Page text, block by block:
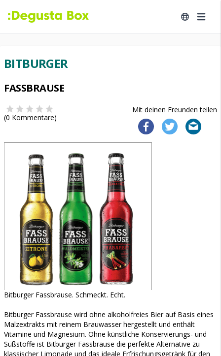
BITBURGER
FASSBRAUSE
Mit deinen Freunden teilen
(0 Kommentare)
Bitburger Fassbrause. Schmeckt. Echt.
Bitburger Fassbrause wird ohne alkoholfreies Bier auf Basis eines
Malzextrakts mit reinem Brauwasser hergestellt und enthält
Vitamine und Magnesium. Ohne künstliche Konservierungs- und
Süßstoffe ist Bitburger Fassbrause die perfekte Alternative zu
klassischer Limonade und das ideale Erfrischungsgetränk für den